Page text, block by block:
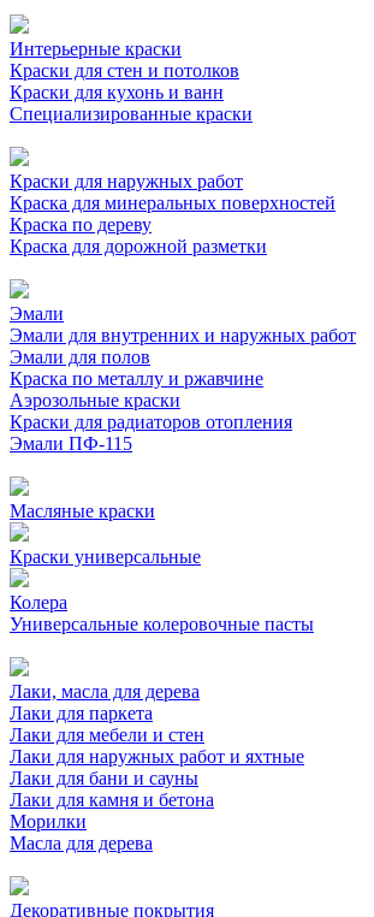
Интерьерные краски
Краски для стен и потолков
Краски для кухонь и ванн
Специализированные краски
Краски для наружных работ
Краска для минеральных поверхностей
Краска по дереву
Краска для дорожной разметки
Эмали
Эмали для внутренних и наружных работ
Эмали для полов
Краска по металлу и ржавчине
Аэрозольные краски
Краски для радиаторов отопления
Эмали ПФ-115
Масляные краски
Краски универсальные
Колера
Универсальные колеровочные пасты
Лаки, масла для дерева
Лаки для паркета
Лаки для мебели и стен
Лаки для наружных работ и яхтные
Лаки для бани и сауны
Лаки для камня и бетона
Морилки
Масла для дерева
Декоративные покрытия